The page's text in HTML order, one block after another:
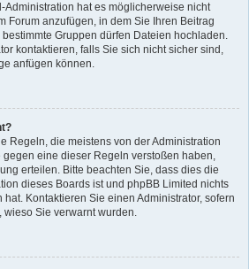
hat es möglicherweise nicht
Forum anzufügen, in dem Sie Ihren Beitrag
Gruppen dürfen Dateien hochladen.
kontaktieren, falls Sie sich nicht sicher sind,
anfügen können.
Regeln, die meistens von der Administration
eine dieser Regeln verstoßen haben,
erteilen. Bitte beachten Sie, dass dies die
dieses Boards ist und phpBB Limited nichts
Kontaktieren Sie einen Administrator, sofern
Sie verwarnt wurden.